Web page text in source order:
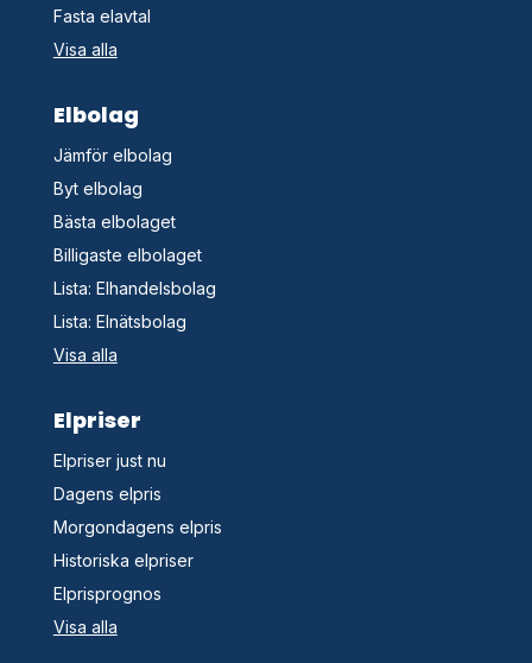
Fasta elavtal
Visa alla
Elbolag
Jämför elbolag
Byt elbolag
Bästa elbolaget
Billigaste elbolaget
Lista: Elhandelsbolag
Lista: Elnätsbolag
Visa alla
Elpriser
Elpriser just nu
Dagens elpris
Morgondagens elpris
Historiska elpriser
Elprisprognos
Visa alla